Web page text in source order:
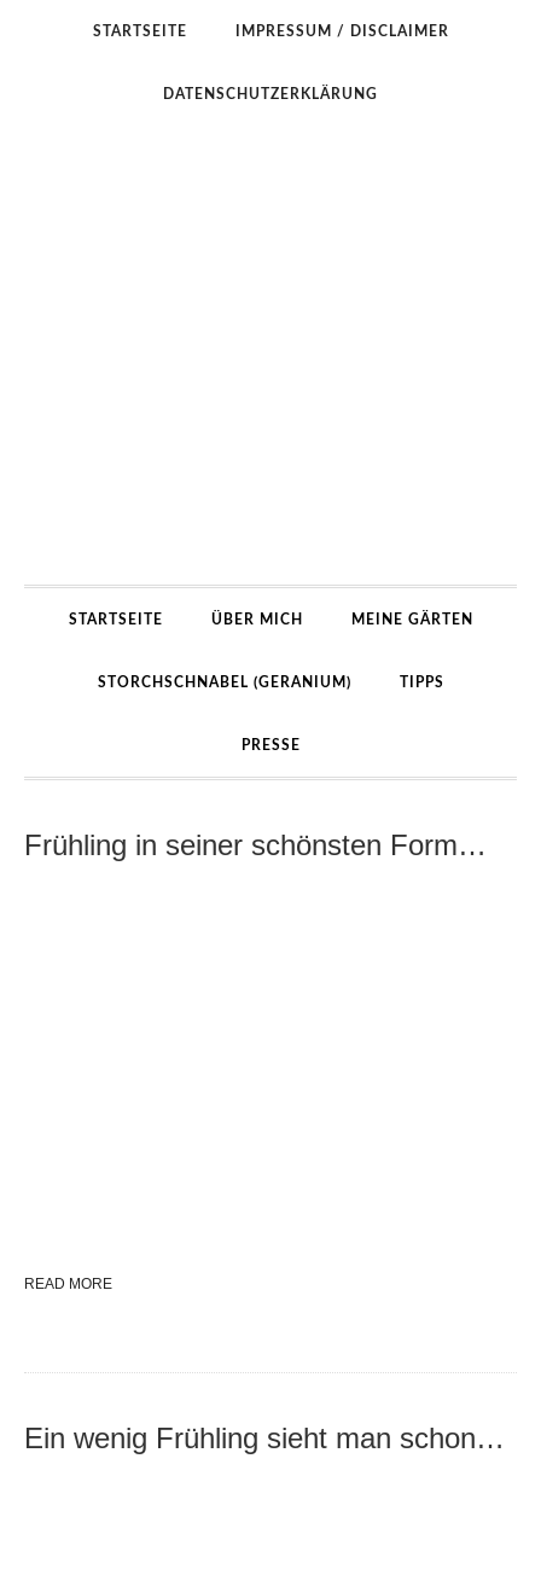
STARTSEITE IMPRESSUM / DISCLAIMER
DATENSCHUTZERKLÄRUNG
STARTSEITE ÜBER MICH MEINE GÄRTEN
STORCHSCHNABEL (GERANIUM) TIPPS
PRESSE
Frühling in seiner schönsten Form…
READ MORE
Ein wenig Frühling sieht man schon…